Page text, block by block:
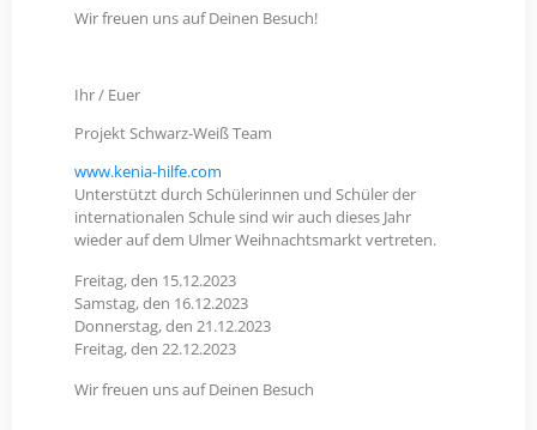
Wir freuen uns auf Deinen Besuch!
Ihr / Euer
Projekt Schwarz-Weiß Team
www.kenia-hilfe.com
Unterstützt durch Schülerinnen und Schüler der
internationalen Schule sind wir auch dieses Jahr
wieder auf dem Ulmer Weihnachtsmarkt vertreten.
Freitag, den 15.12.2023
Samstag, den 16.12.2023
Donnerstag, den 21.12.2023
Freitag, den 22.12.2023
Wir freuen uns auf Deinen Besuch